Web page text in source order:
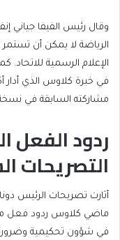
وقال رئيس الفيفا جياني
الرياضة لا يمكن أن
الإعلام الرسمية للاتحاد.
مشاركته السابقة في نسخة
ردود الفعل
التصريحات
أثارت تصريحات الرئيس
ماضي كلاوس ردود فعل
في شؤون تحكيمية وضرورة